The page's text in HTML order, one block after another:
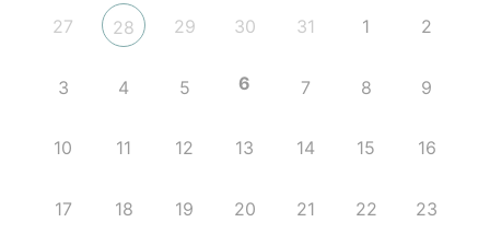
27 28 29 30 31 1 2
3 4 5 6 7 8 9
10 11 12 13 14 15 16
17 18 19 20 21 22 23